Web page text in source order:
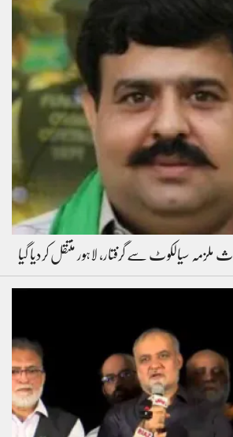
ملزمہ سیالکوٹ سے گرفتار، لاہور منتقل کردیا گیا